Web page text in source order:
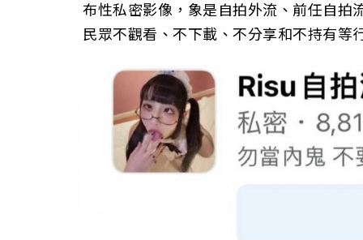
布性私密影像，象是自拍外流、前任自拍
民眾不觀看、不下載、不分享和不持有等